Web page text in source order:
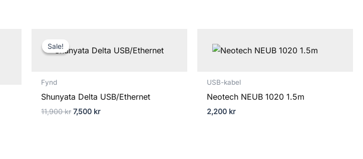
Sale!
Sale!
Fynd
Shunyata Delta USB/Ethernet
11,900kr
priset
7,500 kr
priset
USB-kabel
Neotech NEUB 1020 1.5m
2,200 kr